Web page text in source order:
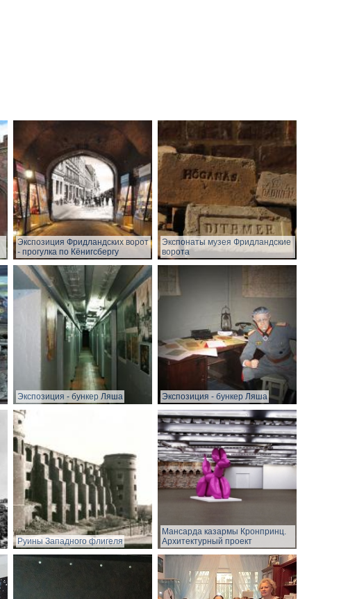
Экспозиция Фридландских ворот
- прогулка по Кёнигсбергу
Экспонаты музея Фридландские
ворота
Экспозиция - бункер Ляша Экспозиция - бункер Ляша
Руины Западного флигеля
Мансарда казармы Кронпринц.
Архитектурный проект